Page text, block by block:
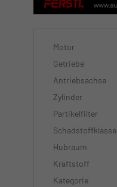
Motor
Getriebe
Antriebsachse
Zylinder
Partikelfilter
Schadstoffklasse
Hubraum
Kraftstoff
Kategorie